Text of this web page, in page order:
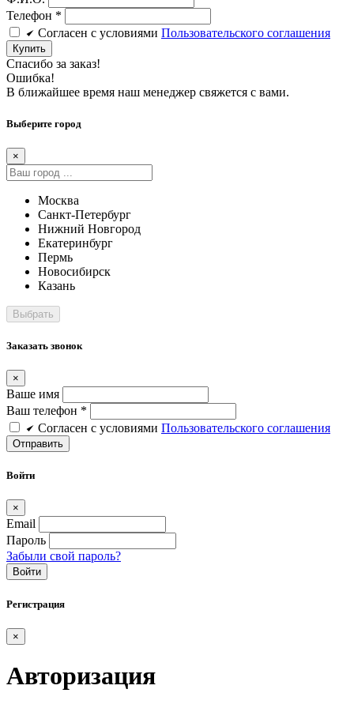
Телефон *
Cогласен c условиями Пользовательского соглашения
Купить
Спасибо за заказ!
Ошибка!
В ближайшее время наш менеджер свяжется с вами.
Выберите город
×
Москва
Санкт-Петербург
Нижний Новгород
Екатеринбург
Пермь
Новосибирск
Казань
Заказать звонок
×
Ваше имя
Ваш телефон *
Cогласен c условиями Пользовательского соглашения
Войти
×
Email
Пароль
Забыли свой пароль?
Войти
Регистрация
×
Авторизация